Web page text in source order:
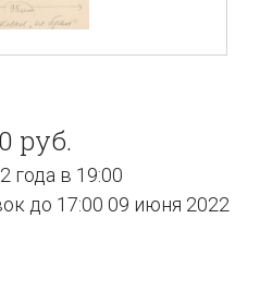
руб.
года в 19:00
до 17:00 09 июня 2022